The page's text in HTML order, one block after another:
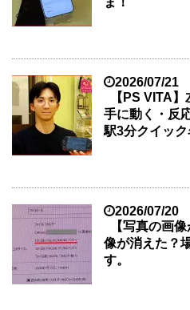
2026/07/21
【PS VITA
手に動く・反
駅3分クイッ
2026/07/20
【写真の画
像が消えた？
す。